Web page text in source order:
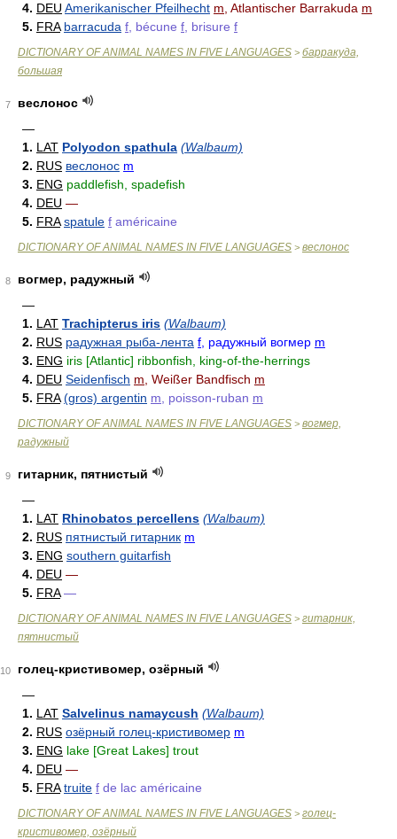
4. DEU Amerikanischer Pfeilhecht m , Atlantischer Barrakuda m
5. FRA barracuda f , bécune f , brisure f
DICTIONARY OF ANIMAL NAMES IN FIVE LANGUAGES > барракуда,
большая
7
веслонос
—
1. LAT Polyodon spathula (Walbaum)
2. RUS веслонос m
3. ENG paddlefish, spadefish
4. DEU —
5. FRA spatule f américaine
DICTIONARY OF ANIMAL NAMES IN FIVE LANGUAGES > веслонос
8
вогмер, радужный
—
1. LAT Trachipterus iris (Walbaum)
2. RUS радужная рыба-лента f , радужный вогмер m
3. ENG iris [Atlantic] ribbonfish, king-of-the-herrings
4. DEU Seidenfisch m , Weißer Bandfisch m
5. FRA (gros) argentin m , poisson-ruban m
DICTIONARY OF ANIMAL NAMES IN FIVE LANGUAGES > вогмер,
радужный
9
гитарник, пятнистый
—
1. LAT Rhinobatos percellens (Walbaum)
2. RUS пятнистый гитарник m
3. ENG southern guitarfish
4. DEU —
5. FRA —
DICTIONARY OF ANIMAL NAMES IN FIVE LANGUAGES > гитарник,
пятнистый
10
голец-кристивомер, озёрный
—
1. LAT Salvelinus namaycush (Walbaum)
2. RUS озёрный голец-кристивомер m
3. ENG lake [Great Lakes] trout
4. DEU —
5. FRA truite f de lac américaine
DICTIONARY OF ANIMAL NAMES IN FIVE LANGUAGES > голец-
кристивомер, озёрный